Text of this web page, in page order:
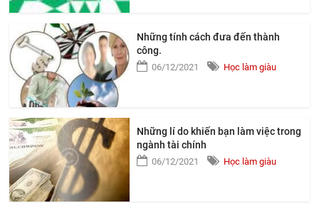
Những tính cách đưa đến thành
công.
06/12/2021 Học làm giàu
Những lí do khiến bạn làm việc trong
ngành tài chính
06/12/2021 Học làm giàu